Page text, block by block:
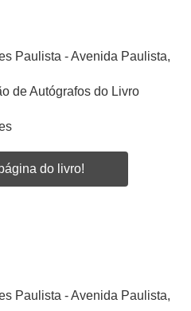
Paulista - Avenida Paulista,
de Autógrafos do Livro
do livro!
Paulista - Avenida Paulista,